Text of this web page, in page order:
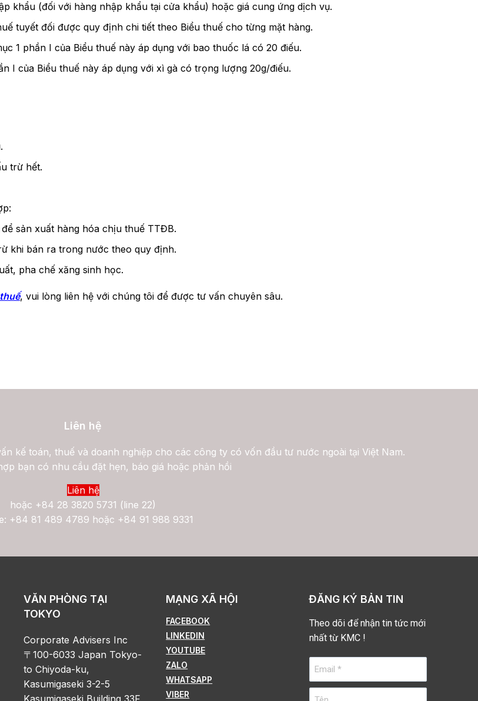
khẩu (đối với hàng nhập khẩu tại cửa khẩu) hoặc giá cung ứng dịch vụ.
tuyết đối được quy định chi tiết theo Biểu thuế cho từng mặt hàng.
1 phần I của Biểu thuế này áp dụng với bao thuốc lá có 20 điếu.
I của Biểu thuế này áp dụng với xì gà có trọng lượng 20g/điếu.
trừ hết.
sản xuất hàng hóa chịu thuế TTĐB.
khi bán ra trong nước theo quy định.
pha chế xăng sinh học.
, vui lòng liên hệ với chúng tôi để được tư vấn chuyên sâu.
Liên hệ
kế toán, thuế và doanh nghiệp cho các công ty có vốn đầu tư nước ngoài tại Việt Nam.
bạn có nhu cầu đặt hẹn, báo giá hoặc phản hồi
Liên hệ
hoặc +84 28 3820 5731 (line 22)
+84 81 489 4789 hoặc +84 91 988 9331
VĂN PHÒNG TẠI
TOKYO
Corporate Advisers Inc
〒100-6033 Japan Tokyo-
to Chiyoda-ku,
Kasumigaseki 3-2-5
Kasumigaseki Building 33F
MẠNG XÃ HỘI
FACEBOOK
LINKEDIN
YOUTUBE
ZALO
WHATSAPP
VIBER
ĐĂNG KÝ BẢN TIN
Theo dõi để nhận tin tức mới
nhất từ KMC !